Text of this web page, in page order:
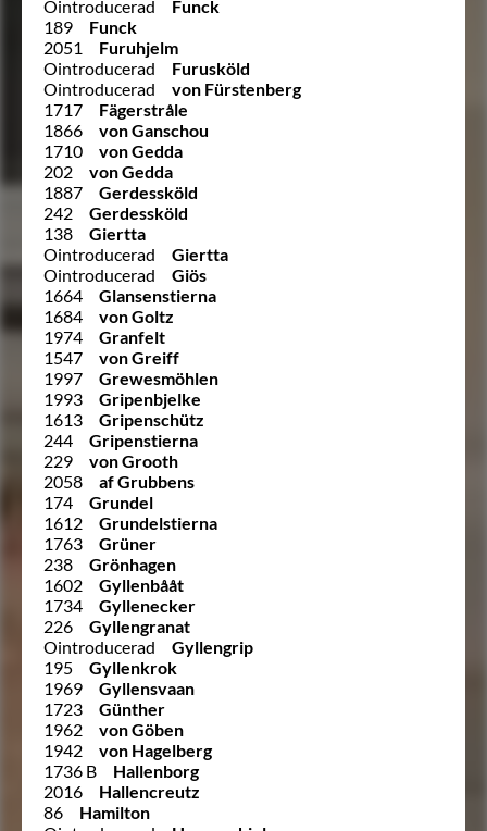
Ointroducerad
Funck
189
Funck
2051
Furuhjelm
Ointroducerad
Furusköld
Ointroducerad
von Fürstenberg
1717
Fägerstråle
1866
von Ganschou
1710
von Gedda
202
von Gedda
1887
Gerdessköld
242
Gerdessköld
138
Giertta
Ointroducerad
Giertta
Ointroducerad
Giös
1664
Glansenstierna
1684
von Goltz
1974
Granfelt
1547
von Greiff
1997
Grewesmöhlen
1993
Gripenbjelke
1613
Gripenschütz
244
Gripenstierna
229
von Grooth
2058
af Grubbens
174
Grundel
1612
Grundelstierna
1763
Grüner
238
Grönhagen
1602
Gyllenbååt
1734
Gyllenecker
226
Gyllengranat
Ointroducerad
Gyllengrip
195
Gyllenkrok
1969
Gyllensvaan
1723
Günther
1962
von Göben
1942
von Hagelberg
1736 B
Hallenborg
2016
Hallencreutz
86
Hamilton